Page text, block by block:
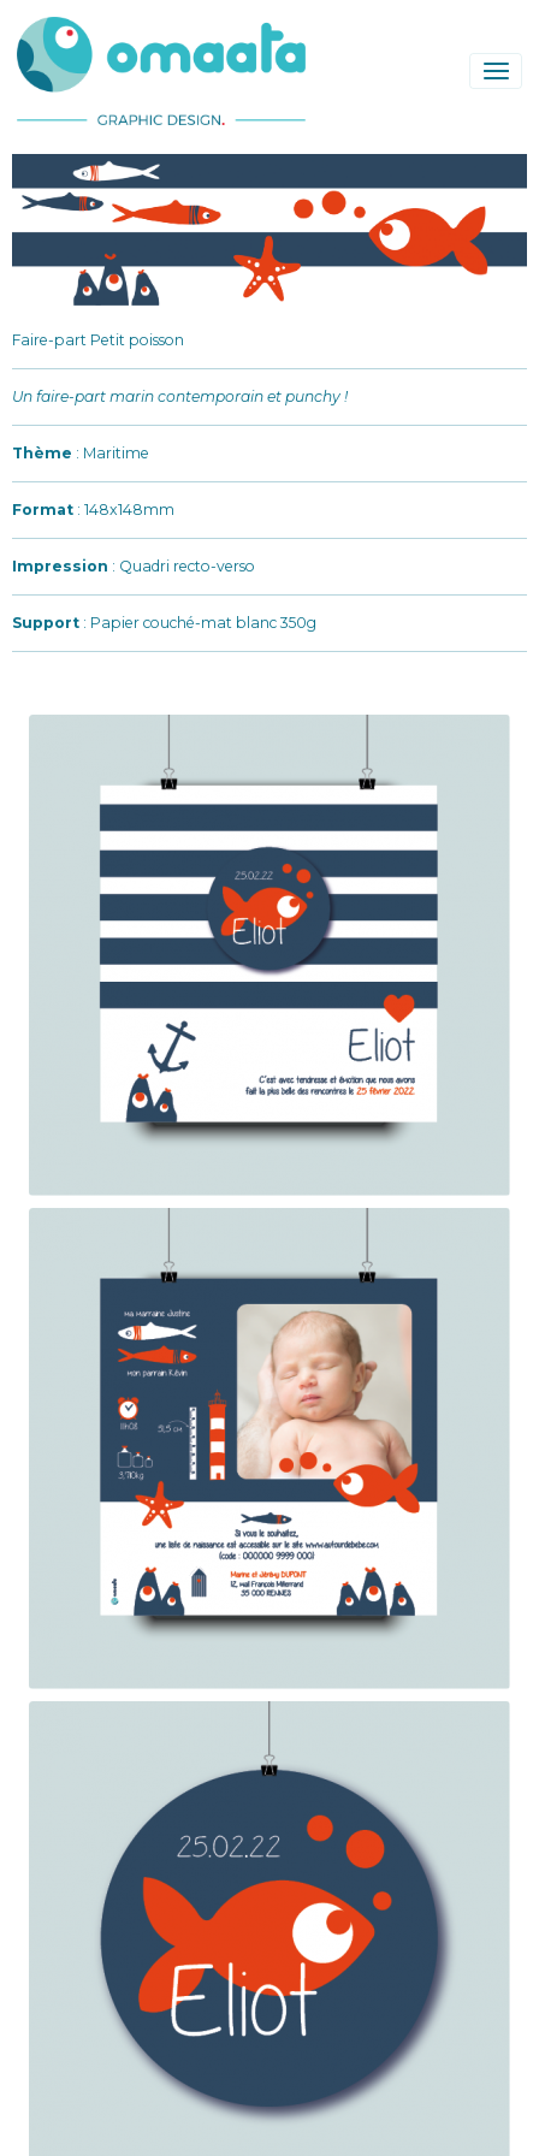
Faire-part Petit poisson
Un faire-part marin contemporain et punchy !
Thème : Maritime
Format : 148x148mm
Impression : Quadri recto-verso
Support : Papier couché-mat blanc 350g